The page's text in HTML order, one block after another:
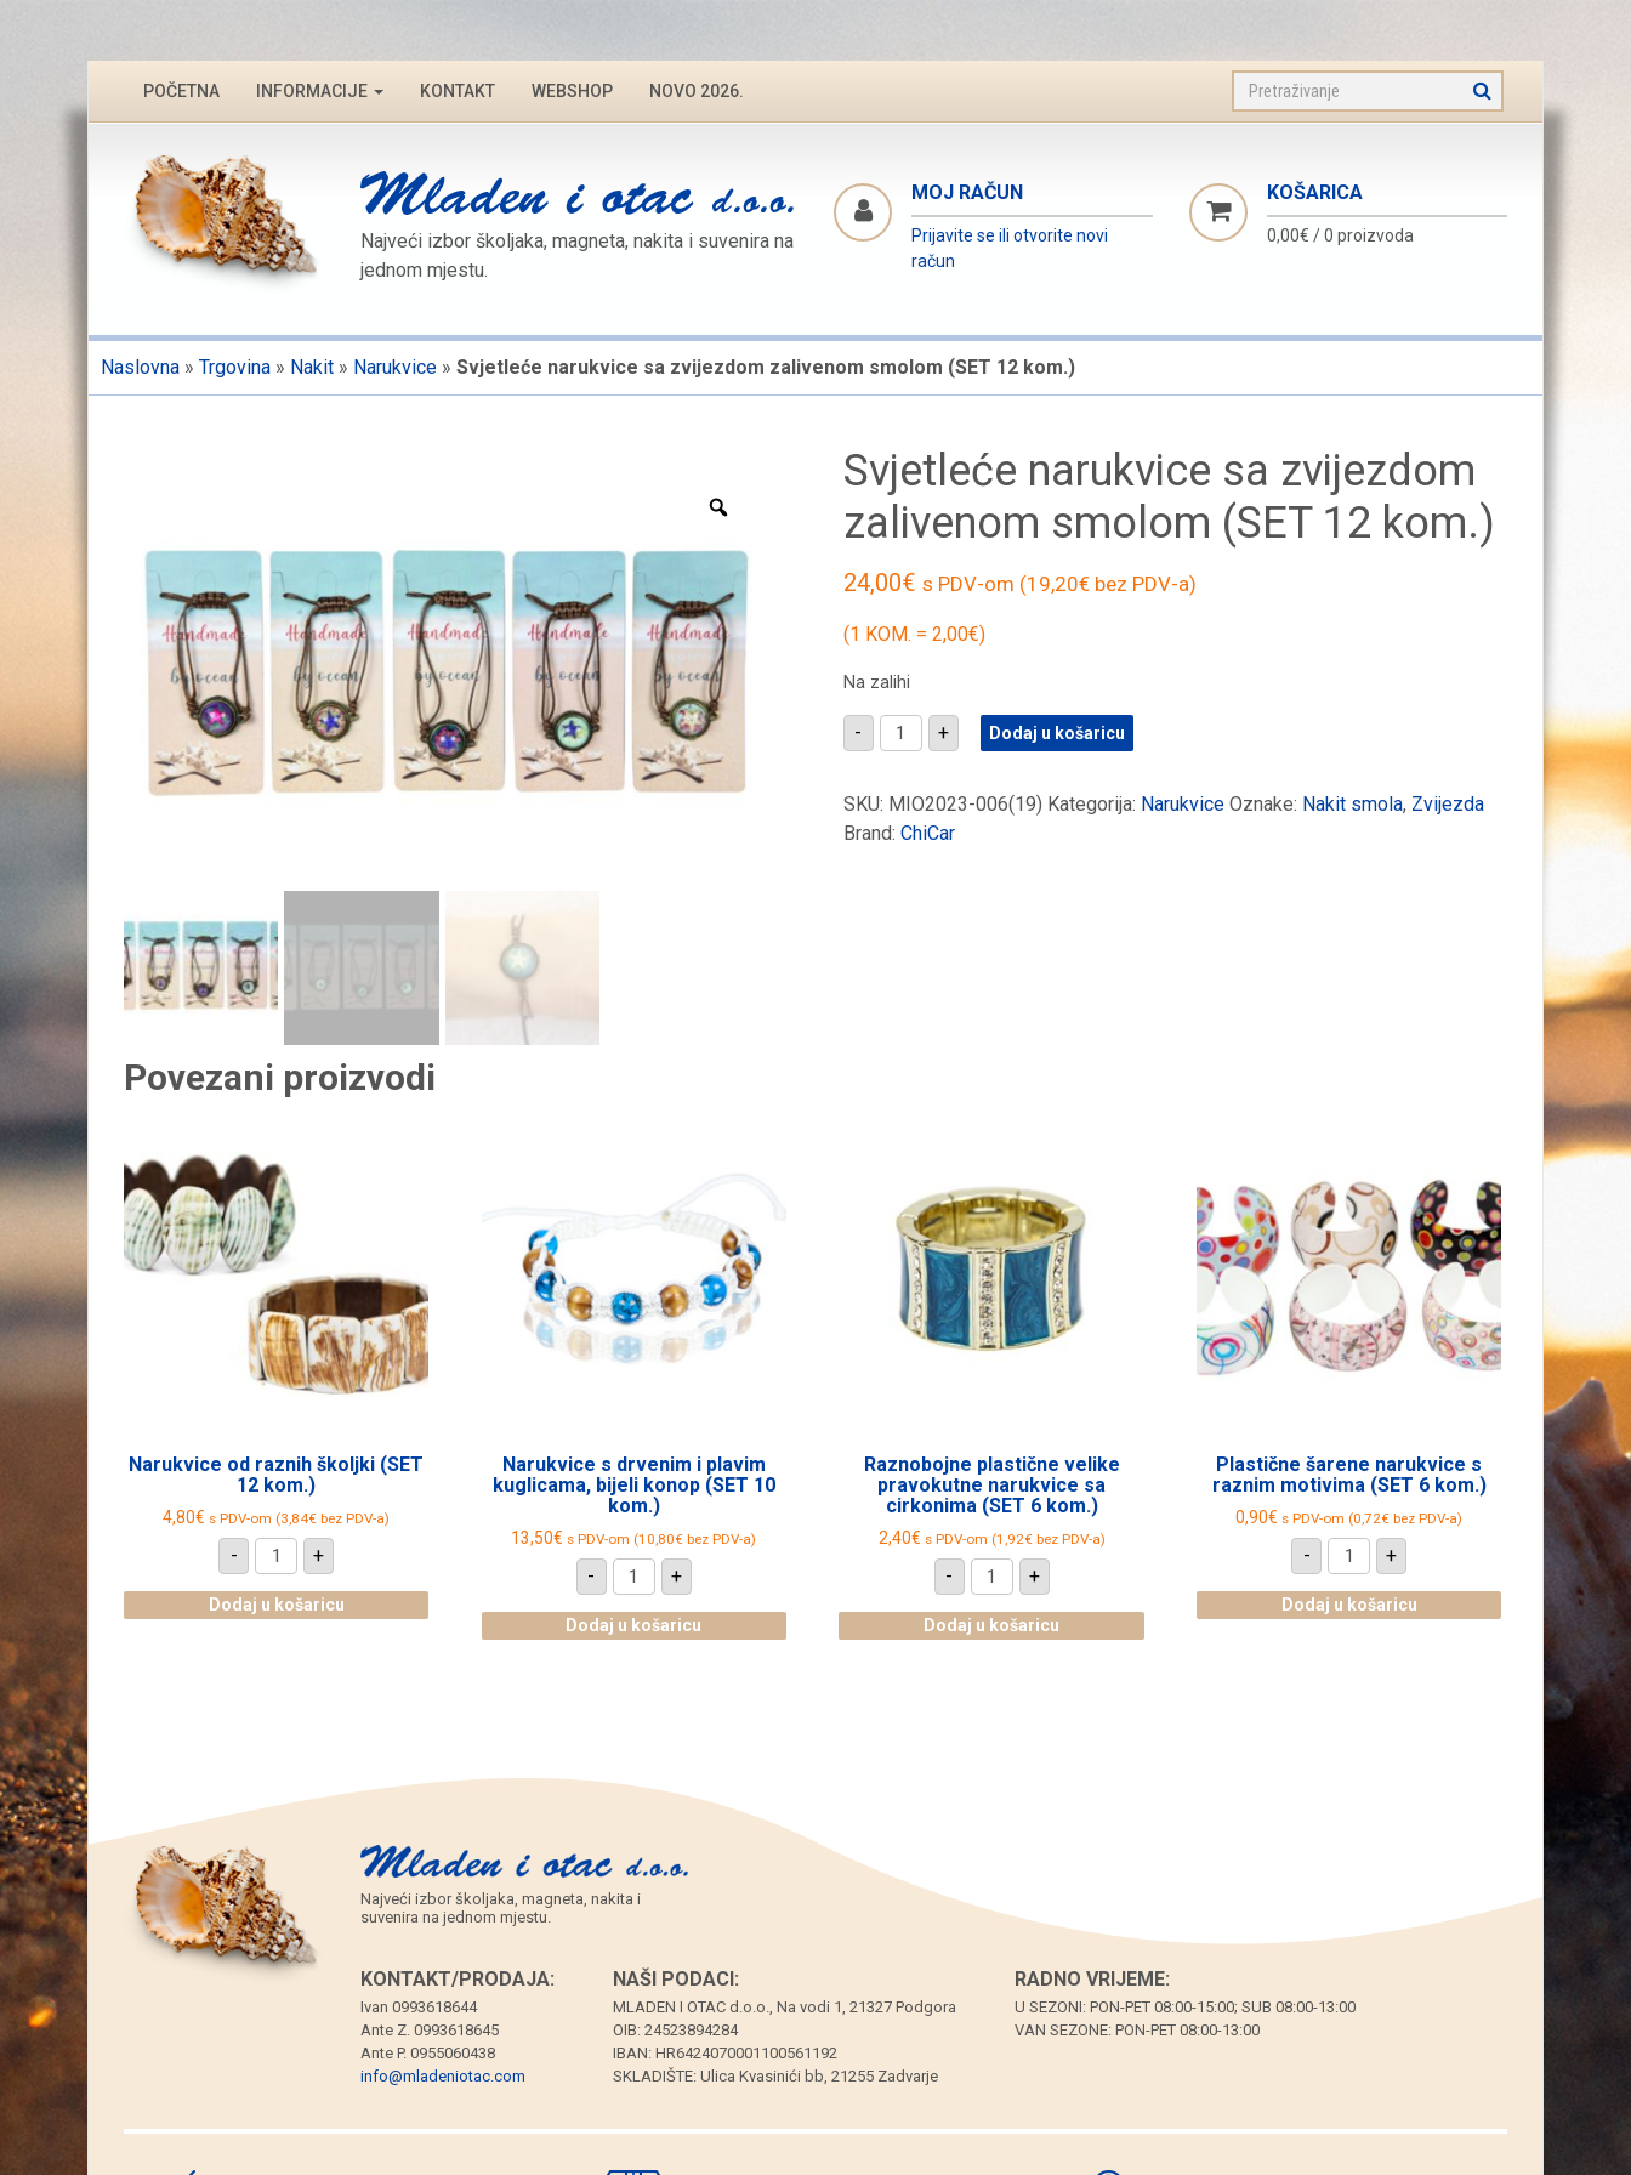
POČETNA INFORMACIJE KONTAKT WEBSHOP NOVO 2026.
Najveći izbor školjaka, magneta, nakita i suvenira na
jednom mjestu.
MOJ RAČUN
Prijavite se ili otvorite novi
račun
KOŠARICA
0,00€ /0 proizvoda
Naslovna » Trgovina » Nakit » Narukvice » Svjetleće narukvice sa zvijezdom zalivenom smolom (SET 12 kom.)
Svjetleće narukvice sa zvijezdom
zalivenom smolom (SET 12 kom.)
24,00€ s PDV-om (19,20€bez PDV-a)
(1 KOM. = 2,00€)
Na zalihi
-
Svjetleće
narukvice
zalivenom
smolom
(SET
+ Dodaj u košaricu
SKU: MIO2023-006(19) Kategorija: Narukvice Oznake: Nakit smola, Zvijezda
Brand: ChiCar
Povezani proizvodi
Narukvice od raznih školjki (SET
12 kom.)
4,80€ s PDV-om (3,84€ bez PDV-a)
-
Narukvice
od
školjki
(SET
+
Dodaj u košaricu
Narukvice s drvenim i plavim
kuglicama, bijeli konop (SET 10
kom.)
13,50€ s PDV-om (10,80€ bez PDV-a)
-
Narukvice
s
i
plavim
+
Dodaj u košaricu
Raznobojne plastične velike
pravokutne narukvice sa
cirkonima (SET 6 kom.)
2,40€ s PDV-om (1,92€bez PDV-a)
-
Raznobojne
plastične
pravokutne
narukvice
+
Dodaj u košaricu
Plastične šarene narukvice s
raznim motivima (SET 6 kom.)
0,90€ s PDV-om (0,72€ bez PDV-a)
-
Plastične
šarene
s
raznim
+
Dodaj u košaricu
Najveći izbor školjaka, magneta, nakita i
suvenira na jednom mjestu.
KONTAKT/PRODAJA:
Ivan 0993618644
Ante Z. 0993618645
Ante P. 0955060438
info@mladeniotac.com
NAŠI PODACI:
MLADEN I OTAC d.o.o., Na vodi 1, 21327 Podgora
OIB: 24523894284
IBAN: HR6424070001100561192
SKLADIŠTE: Ulica Kvasinići bb, 21255 Zadvarje
RADNO VRIJEME:
U SEZONI: PON-PET 08:00-15:00; SUB 08:00-13:00
VAN SEZONE: PON-PET 08:00-13:00